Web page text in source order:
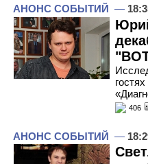
АНОНС СОБЫТИЙ —
406
АНОНС СОБЫТИЙ —